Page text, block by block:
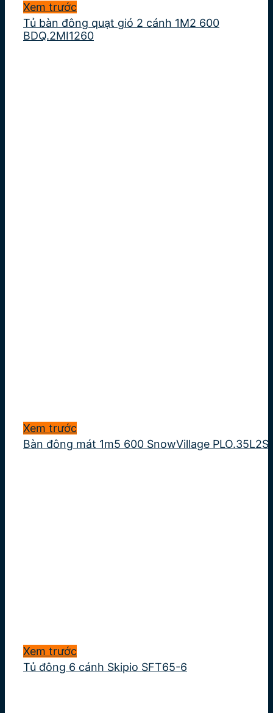
Xem trước
Tủ bàn đông quạt gió 2 cánh 1M2 600
BDQ.2MI1260
Xem trước
Bàn đông mát 1m5 600 SnowVillage PLO.35L2S
Xem trước
Tủ đông 6 cánh Skipio SFT65-6